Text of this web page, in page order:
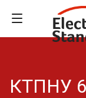
КТПНУ